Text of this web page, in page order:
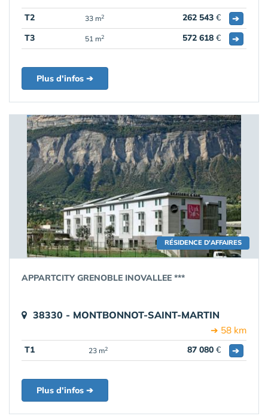
T2 33 m2 262 543 €
➔
T3
51 m2 572 618 € ➔
Plus d'infos ➔
RÉSIDENCE D'AFFAIRES
APPARTCITY GRENOBLE INOVALLEE ***
38330 - MONTBONNOT-SAINT-MARTIN
➔ 58 km
T1 23 m2 87 080 € ➔
Plus d'infos ➔